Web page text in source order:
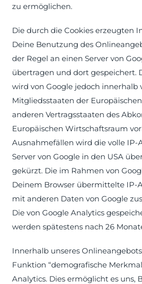
zu ermöglichen.
Die durch die Cookies erzeugten
Deine Benutzung des
der Regel an einen Server von
übertragen und dort gespeichert.
wird von Google jedoch innerhalb
Mitgliedsstaaten der
anderen Vertragsstaaten des
Europäischen Wirtschaftsraum
Ausnahmefällen wird die volle IP-
Server von Google in den USA
gekürzt. Die im Rahmen von
Deinem Browser übermittelte IP-
mit anderen Daten von Google
Die von Google Analytics
werden spätestens nach 26
Innerhalb unseres
Funktion “demografische
Analytics. Dies ermöglicht es uns,